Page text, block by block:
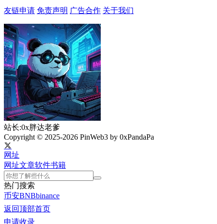
友链申请 免责声明 广告合作 关于我们
站长:0x胖达老爹
Copyright © 2025-2026 PinWeb3 by 0xPandaPa
网址
网址文章软件书籍
热门搜索
币安BNBbinance
返回顶部首页
申请收录